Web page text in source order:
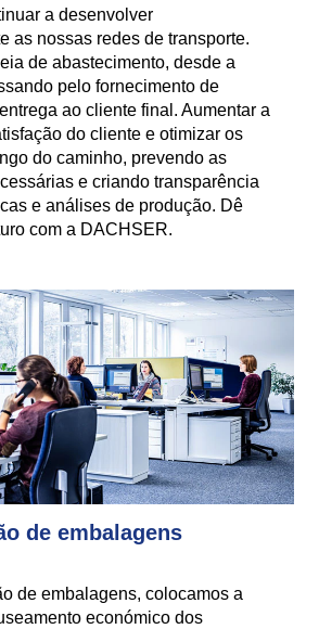
a desenvolver
as nossas redes de transporte.
de abastecimento, desde a
pelo fornecimento de
ao cliente final. Aumentar a
do cliente e otimizar os
do caminho, prevendo as
e criando transparência
e análises de produção. Dê
com a DACHSER.
de embalagens
de embalagens, colocamos a
económico dos